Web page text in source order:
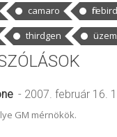
camaro
firebird
thirdgen
- 2007. február 16.
GM mérnökök.